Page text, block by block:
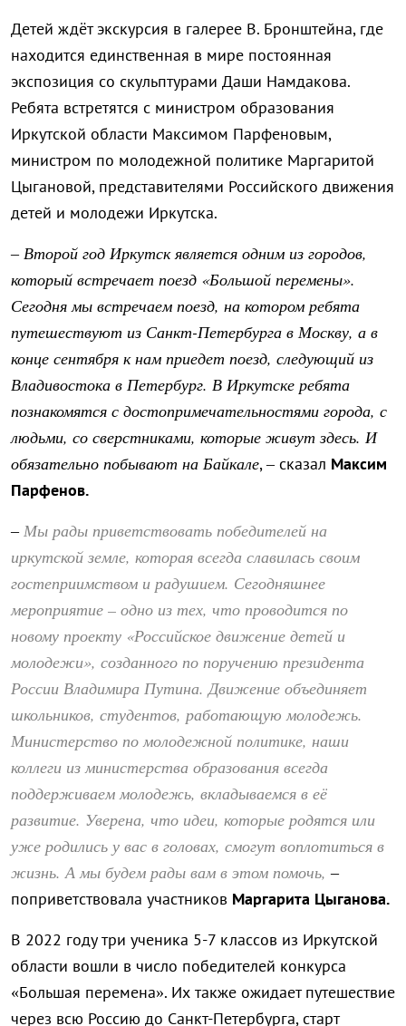
Детей ждёт экскурсия в галерее В. Бронштейна, где
находится единственная в мире постоянная
экспозиция со скульптурами Даши Намдакова.
Ребята встретятся с министром образования
Иркутской области Максимом Парфеновым,
министром по молодежной политике Маргаритой
Цыгановой, представителями Российского движения
детей и молодежи Иркутска.
–Второй год Иркутск является одним из городов,
который встречает поезд «Большой перемены».
Сегодня мы встречаем поезд, на котором ребята
путешествуют из Санкт-Петербурга в Москву, а в
конце сентября к нам приедет поезд, следующий из
Владивостока в Петербург. В Иркутске ребята
познакомятся с достопримечательностями города, с
людьми, со сверстниками, которые живут здесь. И
обязательно побывают на Байкале, – сказал Максим
Парфенов.
–Мы рады приветствовать победителей на
иркутской земле, которая всегда славилась своим
гостеприимством и радушием. Сегодняшнее
мероприятие – одно из тех, что проводится по
новому проекту «Российское движение детей и
молодежи», созданного по поручению президента
России Владимира Путина. Движение объединяет
школьников, студентов, работающую молодежь.
Министерство по молодежной политике, наши
коллеги из министерства образования всегда
поддерживаем молодежь, вкладываемся в её
развитие. Уверена, что идеи, которые родятся или
уже родились у вас в головах, смогут воплотиться в
жизнь. А мы будем рады вам в этом помочь, –
поприветствовала участников Маргарита Цыганова.
В 2022 году три ученика 5-7 классов из Иркутской
области вошли в число победителей конкурса
«Большая перемена». Их также ожидает путешествие
через всю Россию до Санкт-Петербурга, старт